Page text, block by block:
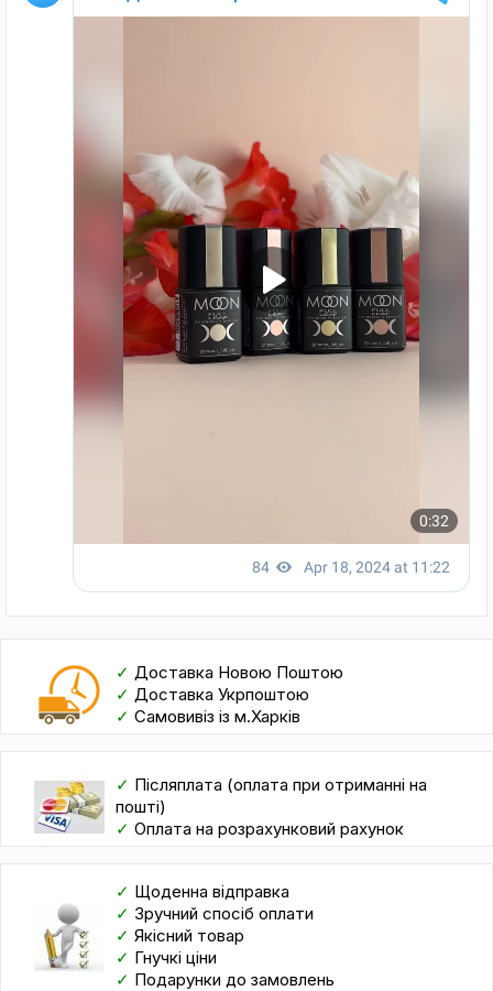
✓ Доставка Новою Поштою
✓ Доставка Укрпоштою
✓ Самовивіз із м.Харків
✓ Післяплата (оплата при отриманні на
пошті)
✓ Оплата на розрахунковий рахунок
✓ Щоденна відправка
✓ Зручний спосіб оплати
✓ Якісний товар
✓ Гнучкі ціни
✓ Подарунки до замовлень